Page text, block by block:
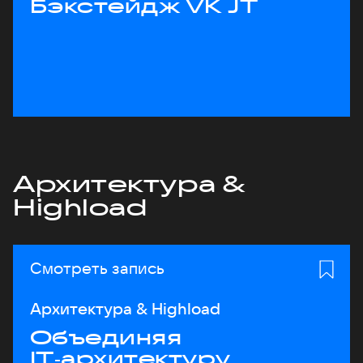
Бэкстейдж VK JT
Архитектура &
Highload
Смотреть запись
Архитектура & Highload
Объединяя
IT‑архитектуру